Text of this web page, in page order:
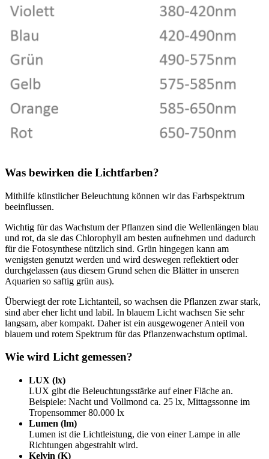
Was bewirken die Lichtfarben?
Mithilfe künstlicher Beleuchtung können wir das Farbspektrum
beeinflussen.
Wichtig für das Wachstum der Pflanzen sind die Wellenlängen blau
und rot, da sie das Chlorophyll am besten aufnehmen und dadurch
für die Fotosynthese nützlich sind. Grün hingegen kann am
wenigsten genutzt werden und wird deswegen reflektiert oder
durchgelassen (aus diesem Grund sehen die Blätter in unseren
Aquarien so saftig grün aus).
Überwiegt der rote Lichtanteil, so wachsen die Pflanzen zwar stark,
sind aber eher licht und labil. In blauem Licht wachsen Sie sehr
langsam, aber kompakt. Daher ist ein ausgewogener Anteil von
blauem und rotem Spektrum für das Pflanzenwachstum optimal.
Wie wird Licht gemessen?
LUX (lx)
LUX gibt die Beleuchtungsstärke auf einer Fläche an.
Beispiele: Nacht und Vollmond ca. 25 lx, Mittagssonne im
Tropensommer 80.000 lx
Lumen (lm)
Lumen ist die Lichtleistung, die von einer Lampe in alle
Richtungen abgestrahlt wird.
Kelvin (K)